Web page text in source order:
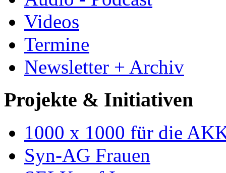
Videos
Termine
Newsletter + Archiv
Projekte & Initiativen
1000 x 1000 für die
Syn-AG Frauen